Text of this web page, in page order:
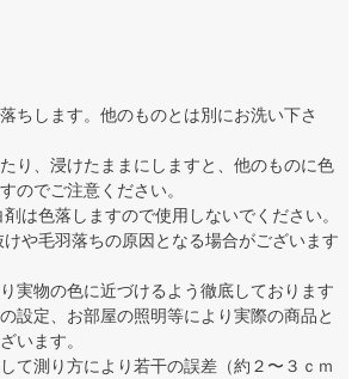
ちします。他のものとは別にお洗い下さ
り、浸けたままにしますと、他のものに色
のでご注意ください。
は色落しますので使用しないでください。
や毛羽落ちの原因となる場合がございます
実物の色に近づけるよう徹底しております
設定、お部屋の照明等により実際の商品と
ざいます。
て測り方により若干の誤差（約２〜３ｃｍ